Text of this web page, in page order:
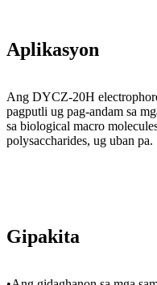
Aplikasyon
Ang DYCZ-20H
pagputli ug pag-andam sa
sa biological macro
polysaccharides, ug uban pa.
Gipakita